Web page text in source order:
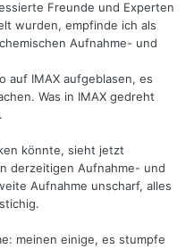
Freunde und Experten
wurden, empfinde ich als
Aufnahme- und
auf IMAX aufgeblasen, es
Was in IMAX gedreht
könnte, sieht jetzt
derzeitigen Aufnahme- und
Aufnahme unscharf, alles
meinen einige, es stumpfe